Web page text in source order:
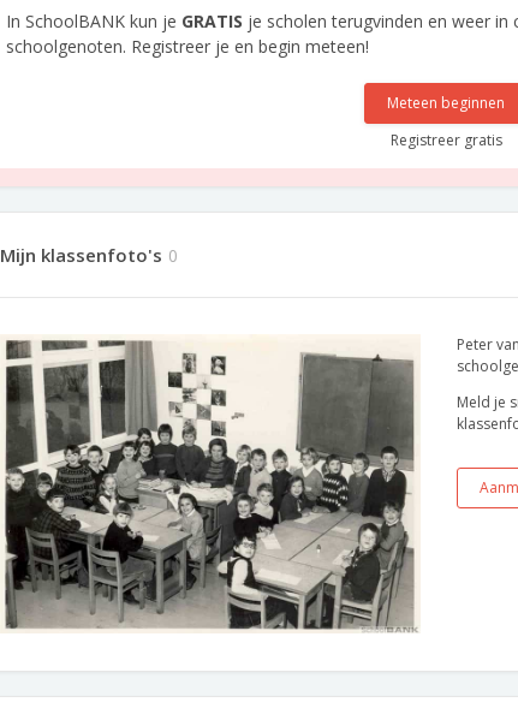
In SchoolBANK kun je GRATIS je scholen terugvinden en weer
schoolgenoten. Registreer je en begin meteen!
Meteen beginnen
Registreer gratis
Mijn klassenfoto's 0
Peter
Meld je